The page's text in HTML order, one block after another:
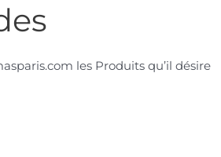
les Produits qu’il désire